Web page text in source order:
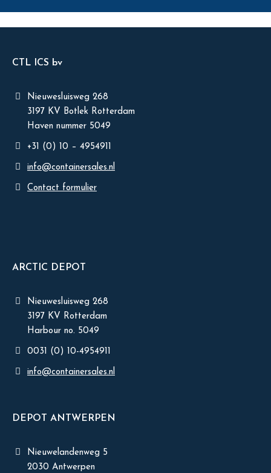
CTL ICS bv
Nieuwesluisweg 268
3197 KV Botlek Rotterdam
Haven nummer 5049
+31 (0) 10 – 4954911
info@containersales.nl
Contact formulier
ARCTIC DEPOT
Nieuwesluisweg 268
3197 KV Rotterdam
Harbour no. 5049
0031 (0) 10-4954911
info@containersales.nl
DEPOT ANTWERPEN
Nieuwelandenweg 5
2030 Antwerpen